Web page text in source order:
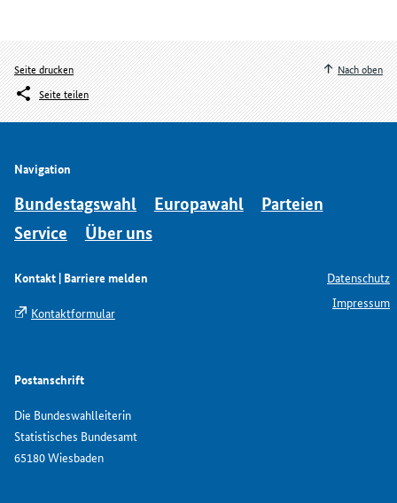
Seite drucken
Seite teilen
Nach oben
Navigation
Bundestagswahl Europawahl
Parteien
Service
Über uns
Kontakt | Barriere melden
Kontaktformular
Postanschrift
Die Bundeswahlleiterin
Statistisches Bundesamt
65180 Wiesbaden
Datenschutz
Impressum